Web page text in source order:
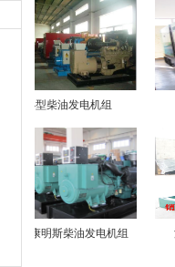
小型柴油发电机组
重庆康明斯柴油发电机组